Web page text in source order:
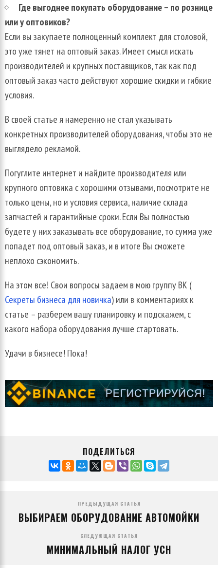
Где выгоднее покупать оборудование – по рознице
или у оптовиков?
Если вы закупаете полноценный комплект для столовой,
это уже тянет на оптовый заказ. Имеет смысл искать
производителей и крупных поставщиков, так как под
оптовый заказ часто действуют хорошие скидки и гибкие
условия.
В своей статье я намеренно не стал указывать
конкретных производителей оборудования, чтобы это не
выглядело рекламой.
Погуглите интернет и найдите производителя или
крупного оптовика с хорошими отзывами, посмотрите не
только цены, но и условия сервиса, наличие склада
запчастей и гарантийные сроки. Если Вы полностью
будете у них заказывать все оборудование, то сумма уже
попадет под оптовый заказ, и в итоге Вы сможете
неплохо сэкономить.
На этом все! Свои вопросы задаем в мою группу ВК (
Секреты бизнеса для новичка) или в комментариях к
статье – разберем вашу планировку и подскажем, с
какого набора оборудования лучше стартовать.
Удачи в бизнесе! Пока!
ПОДЕЛИТЬСЯ
ПРЕДЫДУЩАЯ СТАТЬЯ
ВЫБИРАЕМ ОБОРУДОВАНИЕ АВТОМОЙКИ
СЛЕДУЮЩАЯ СТАТЬЯ
МИНИМАЛЬНЫЙ НАЛОГ УСН